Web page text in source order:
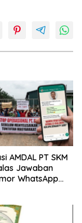
AMDAL PT SKM
Jawaban
WhatsApp